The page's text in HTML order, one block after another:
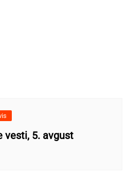
vesti, 5. avgust